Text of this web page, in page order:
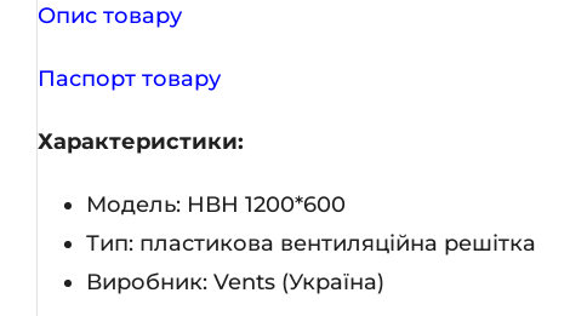
Опис товару
Паспорт товару
Характеристики:
Модель: НВН 1200*600
Тип: пластикова вентиляційна решітка
Виробник: Vents (Україна)